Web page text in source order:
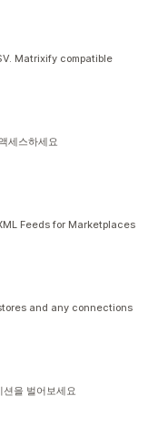
Matrixify compatible
세스하세요
Feeds for Marketplaces
and any connections
을 벌어보세요